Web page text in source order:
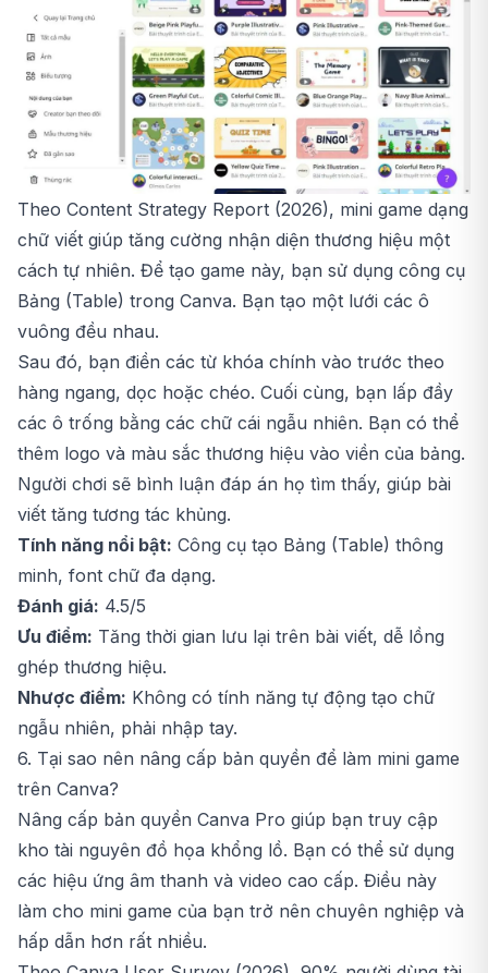
Theo Content Strategy Report (2026), mini game dạng
chữ viết giúp tăng cường nhận diện thương hiệu một
cách tự nhiên. Để tạo game này, bạn sử dụng công cụ
Bảng (Table) trong Canva. Bạn tạo một lưới các ô
vuông đều nhau.
Sau đó, bạn điền các từ khóa chính vào trước theo
hàng ngang, dọc hoặc chéo. Cuối cùng, bạn lấp đầy
các ô trống bằng các chữ cái ngẫu nhiên. Bạn có thể
thêm logo và màu sắc thương hiệu vào viền của bảng.
Người chơi sẽ bình luận đáp án họ tìm thấy, giúp bài
viết tăng tương tác khủng.
Tính năng nổi bật: Công cụ tạo Bảng (Table) thông
minh, font chữ đa dạng.
Đánh giá: 4.5/5
Ưu điểm: Tăng thời gian lưu lại trên bài viết, dễ lồng
ghép thương hiệu.
Nhược điểm: Không có tính năng tự động tạo chữ
ngẫu nhiên, phải nhập tay.
6. Tại sao nên nâng cấp bản quyền để làm mini game
trên Canva?
Nâng cấp bản quyền Canva Pro giúp bạn truy cập
kho tài nguyên đồ họa khổng lồ. Bạn có thể sử dụng
các hiệu ứng âm thanh và video cao cấp. Điều này
làm cho mini game của bạn trở nên chuyên nghiệp và
hấp dẫn hơn rất nhiều.